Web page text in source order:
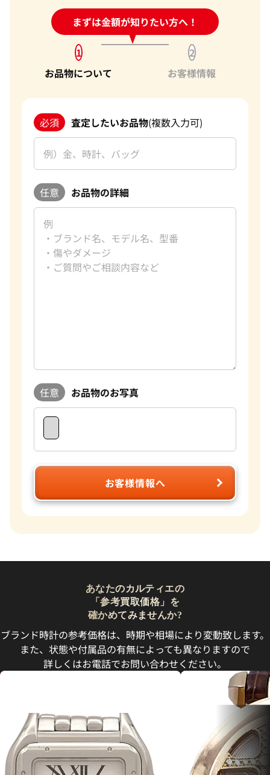
まずは金額が知りたい方へ！
24時間受付中!問い合わせフォーム
1
お品物について
2
お客様情報
必須 査定したいお品物(複数入力可)
任意 お品物の詳細
任意 お品物のお写真
お客様情報へ
あなたのカルティエの
「参考買取価格」を
確かめてみませんか?
ブランド時計の参考価格は、時期や相場により変動致します。
また、状態や付属品の有無によっても異なりますので
詳しくはお電話でお問い合わせください。